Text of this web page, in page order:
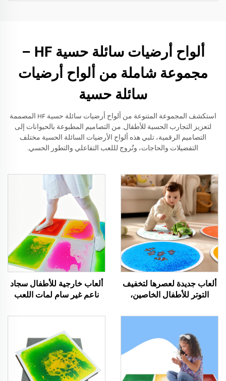
ألواح أرضيات سائلة حسية HF –
مجموعة شاملة من ألواح أرضيات
سائلة حسية
استكشف المجموعة المتنوعة من ألواح أرضيات سائلة حسية HF المصممة
لتعزيز التجارب الحسية للأطفال. من التصاميم المطبوعة بالحيوانات إلى
التصاميم الرقمية، تلبي هذه ألواح الأرضيات السائلة الحسية مختلف
التفضيلات والحاجات، وتُروج لللعب التفاعلي والتطور الحسي.
ألعاب جديدة لعصرها لتخفيف
التوتر للأطفال الخاصين،
على شكل حوض سمك دائري
ألعاب خارجية للأطفال سجاد
ناعم غير سام لمات اللعب
السائلة